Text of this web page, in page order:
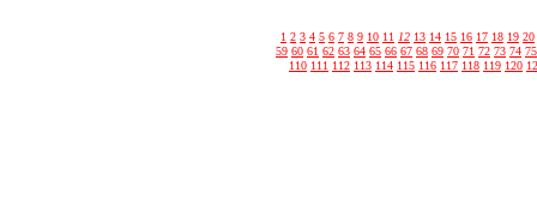
1 2 3 4 5 6 7 8 9 10 11 12 13 14 15 16 17 18 19 20
59 60 61 62 63 64 65 66 67 68 69 70 71 72 73 74 75
110 111 112 113 114 115 116 117 118 119 120